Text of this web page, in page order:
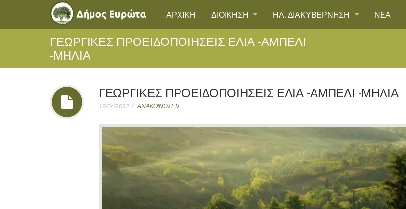
ΑΡΧΙΚΗ ΔΙΟΙΚΗΣΗ ΗΛ. ΔΙΑΚΥΒΕΡΝΗΣΗ ΝΕΑ
ΓΕΩΡΓΙΚΕΣ ΠΡΟΕΙΔΟΠΟΙΗΣΕΙΣ ΕΛΙΑ -ΑΜΠΕΛΙ
-ΜΗΛΙΑ
ΓΕΩΡΓΙΚΕΣ ΠΡΟΕΙΔΟΠΟΙΗΣΕΙΣ ΕΛΙΑ -ΑΜΠΕΛΙ -ΜΗΛΙΑ
18/04/2022 ΑΝΑΚΟΙΝΩΣΕΙΣ